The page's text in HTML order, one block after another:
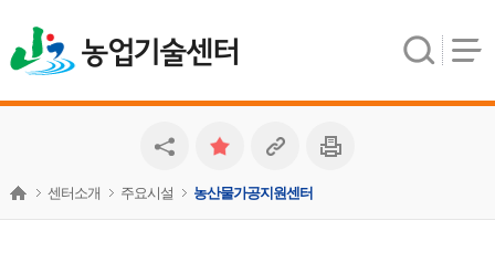
농업기술센터
센터소개 주요시설 농산물가공지원센터